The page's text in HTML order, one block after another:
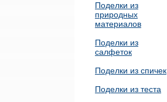
Поделки из
природных
материалов
Поделки из
салфеток
Поделки из спичек
Поделки из теста